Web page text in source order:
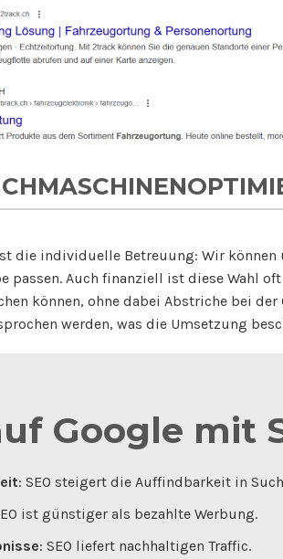
die individuelle Betreuung: Wir
passen. Auch finanziell ist diese Wahl
können, ohne dabei Abstriche bei
werden, was die Umsetzung
Google mit
: SEO steigert die Auffindbarkeit in
ist günstiger als bezahlte Werbung.
: SEO liefert nachhaltigen Traffic.